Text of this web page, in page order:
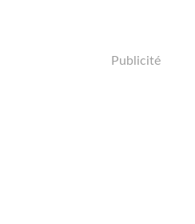
Publicité